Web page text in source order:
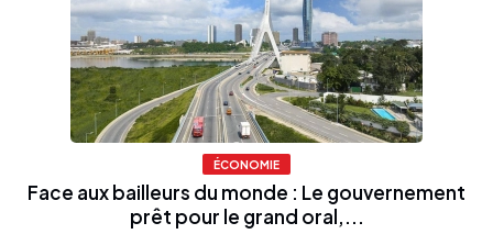
ÉCONOMIE
Face aux bailleurs du monde : Le gouvernement
prêt pour le grand oral,...